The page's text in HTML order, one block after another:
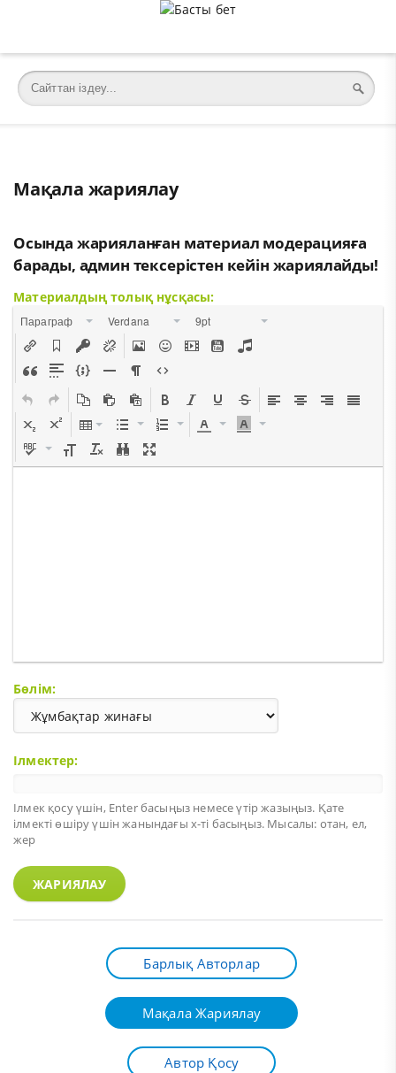
Мақала жариялау
Осында жарияланған материал модерацияға
барады, админ тексерістен кейін жариялайды!
Материалдың толық нұсқасы:
Параграф Verdana 9pt
Бөлім:
Ілмектер:
Ілмек қосу үшін, Enterбасыңыз немесе үтір жазыңыз. Қате
ілмекті өшіру үшін жанындағы х-ті басыңыз. Мысалы: отан, ел,
жер
ЖАРИЯЛАУ
Барлық Авторлар
Мақала Жариялау
Автор Қосу